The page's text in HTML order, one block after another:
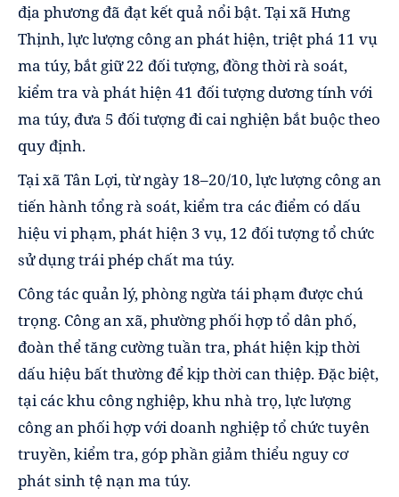
địa phương đã đạt kết quả nổi bật. Tại xã Hưng
Thịnh, lực lượng công an phát hiện, triệt phá 11 vụ
ma túy, bắt giữ 22 đối tượng, đồng thời rà soát,
kiểm tra và phát hiện 41 đối tượng dương tính với
ma túy, đưa 5 đối tượng đi cai nghiện bắt buộc theo
quy định.
Tại xã Tân Lợi, từ ngày 18–20/10, lực lượng công an
tiến hành tổng rà soát, kiểm tra các điểm có dấu
hiệu vi phạm, phát hiện 3 vụ, 12 đối tượng tổ chức
sử dụng trái phép chất ma túy.
Công tác quản lý, phòng ngừa tái phạm được chú
trọng. Công an xã, phường phối hợp tổ dân phố,
đoàn thể tăng cường tuần tra, phát hiện kịp thời
dấu hiệu bất thường để kịp thời can thiệp. Đặc biệt,
tại các khu công nghiệp, khu nhà trọ, lực lượng
công an phối hợp với doanh nghiệp tổ chức tuyên
truyền, kiểm tra, góp phần giảm thiểu nguy cơ
phát sinh tệ nạn ma túy.